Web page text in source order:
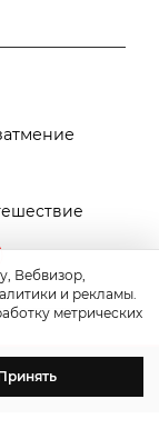
Вебвизор,
и рекламы.
метрических